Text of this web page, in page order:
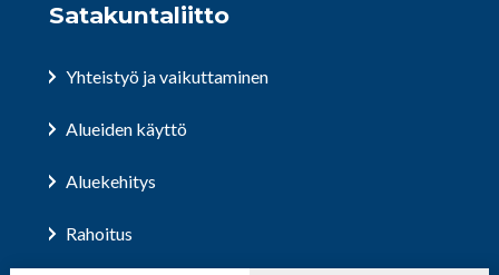
Satakuntaliitto
Yhteistyö ja vaikuttaminen
Alueiden käyttö
Aluekehitys
Rahoitus